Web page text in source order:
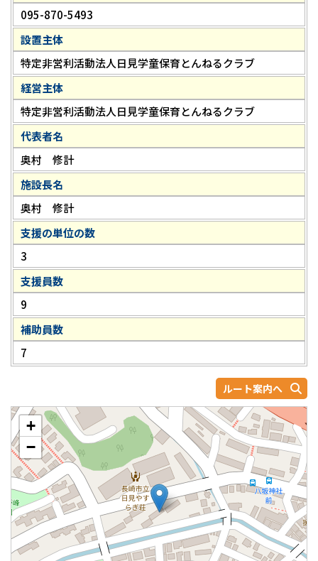
095-870-5493
設置主体
特定非営利活動法人日見学童保育とんねるクラブ
経営主体
特定非営利活動法人日見学童保育とんねるクラブ
代表者名
奥村 修計
施設長名
奥村 修計
支援の単位の数
3
支援員数
9
補助員数
7
ルート案内へ
+
−